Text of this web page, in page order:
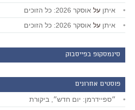
איתן על אוסקר 2026: כל הזוכים
איתן על אוסקר 2026: כל הזוכים
סינמסקופ בפייסבוק
פוסטים אחרונים
״ספיידרמן: יום חדש״, ביקורת